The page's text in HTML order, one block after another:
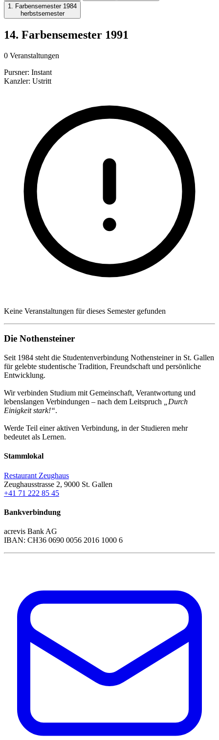
1. Farbensemester 1984
herbstsemester
14. Farbensemester 1991
0 Veranstaltungen
Pursner: Instant
Kanzler: Ustritt
Keine Veranstaltungen für dieses Semester gefunden
Die Nothensteiner
Seit 1984 steht die Studentenverbindung Nothensteiner in St. Gallen
für gelebte studentische Tradition, Freundschaft und persönliche
Entwicklung.
Wir verbinden Studium mit Gemeinschaft, Verantwortung und
lebenslangen Verbindungen – nach dem Leitspruch
„Durch
Einigkeit stark!“.
Werde Teil einer aktiven Verbindung, in der Studieren mehr
bedeutet als Lernen.
Stammlokal
Restaurant Zeughaus
Zeughausstrasse 2, 9000 St. Gallen
+41 71 222 85 45
Bankverbindung
acrevis Bank AG
IBAN: CH36 0690 0056 2016 1000 6